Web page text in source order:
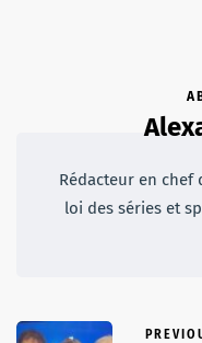
Rédacteur en chef
loi des séries et